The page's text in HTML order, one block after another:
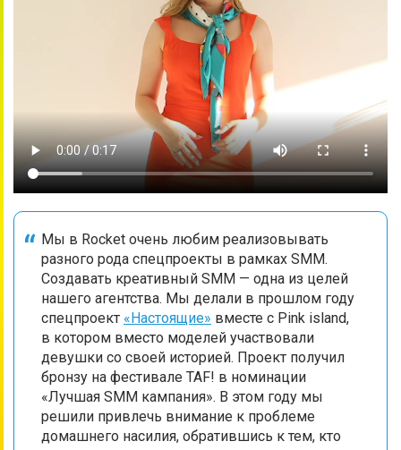
Мы в Rocket очень любим реализовывать
разного рода спецпроекты в рамках SMM.
Создавать креативный SMM — одна из целей
нашего агентства. Мы делали в прошлом году
спецпроект «Настоящие» вместе с Pink island,
в котором вместо моделей участвовали
девушки со своей историей. Проект получил
бронзу на фестивале TAF! в номинации
«Лучшая SMM кампания». В этом году мы
решили привлечь внимание к проблеме
домашнего насилия, обратившись к тем, кто